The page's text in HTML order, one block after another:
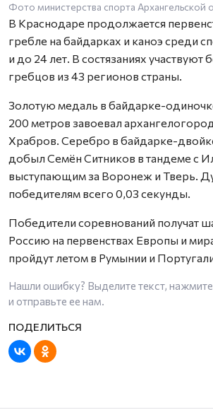
Фото министерства спорта Архангельской
В Краснодаре продолжается
гребле на байдарках и каноэ среди
и до 24 лет. В состязаниях участвуют
гребцов из 43 регионов страны.
Золотую медаль в байдарке-
200 метров завоевал
Храбров. Серебро в байдарке-
добыл Семён Ситников в тандеме с
выступающим за Воронеж и Тверь.
победителям всего 0,03 секунды.
Победители соревнований получат
Россию на первенствах Европы и
пройдут летом в Румынии и
Нашли ошибку? Выделите текст, нажмите
и отправьте ее нам.